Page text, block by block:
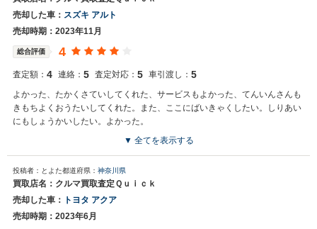
売却した車： スズキ アルト
売却時期：2023年11月
総合評価 4
査定額： 4 連絡： 5 査定対応： 5 車引渡し： 5
よかった、たかくさていしてくれた、サービスもよかった、てんいんさんも
きもちよくおうたいしてくれた。また、ここにばいきゃくしたい。しりあい
にもしょうかいしたい。よかった。
▼ 全てを表示する
投稿者：とよた都道府県： 神奈川県
買取店名：クルマ買取査定Ｑｕｉｃｋ
売却した車：
トヨタ アクア
売却時期：2023年6月